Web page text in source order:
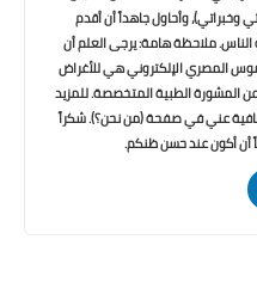
وخبراتي)، وأحاول جاهداً أن أقدم
ملاحظة هامة: يرجى العلم أن
المصري الإلكتروني هي للأغراض
المشورة الطبية المتخصصة. للمزيد
عني في صفحة (من نحن؟). شكراً
أن أكون عند حسن ظنكم.